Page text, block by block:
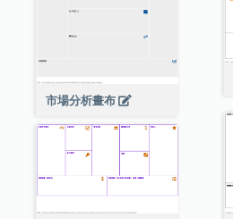
市場分析畫布